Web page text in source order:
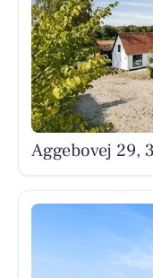
Aggebovej 29,